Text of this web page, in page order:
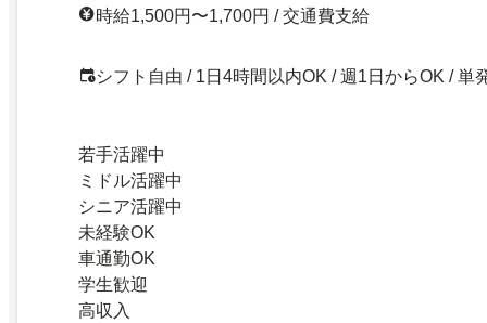
時給1,500円〜1,700円 / 交通費支給
シフト自由 / 1日4時間以内OK / 週1日からOK / 単
若手活躍中
ミドル活躍中
シニア活躍中
未経験OK
車通勤OK
学生歓迎
高収入